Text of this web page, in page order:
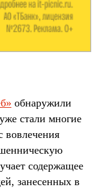
обнаружили
стали многие
вовлечения
содержащее
занесенных в